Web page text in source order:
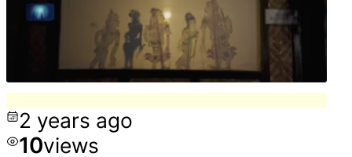
2 years ago
10views